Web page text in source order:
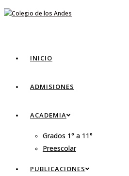
INICIO
ADMISIONES
ACADEMIA
Grados 1° a 11°
Preescolar
PUBLICACIONES